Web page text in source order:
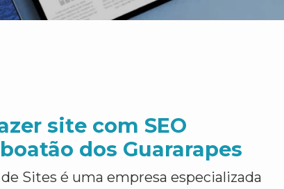
site com SEO
dos Guararapes
Sites é uma empresa especializada